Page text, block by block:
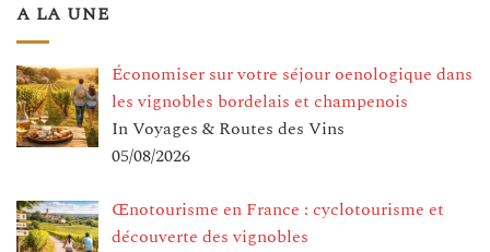
A LA UNE
Économiser sur votre séjour oenologique dans
les vignobles bordelais et champenois
In Voyages & Routes des Vins
05/08/2026
Œnotourisme en France : cyclotourisme et
découverte des vignobles